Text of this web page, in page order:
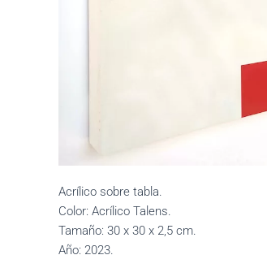
Acrílico sobre tabla.
Color: Acrílico Talens.
Tamaño: 30 x 30 x 2,5 cm.
Año: 2023.